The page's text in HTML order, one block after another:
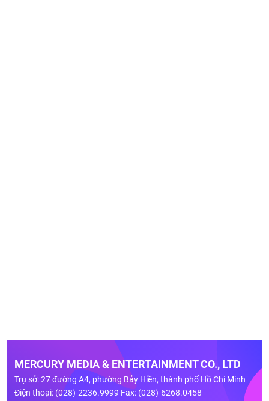
MERCURY MEDIA & ENTERTAINMENT CO., LTD
Trụ sở: 27 đường A4, phường Bảy Hiền, thành phố Hồ Chí Minh
Điện thoại: (028)-2236.9999 Fax: (028)-6268.0458